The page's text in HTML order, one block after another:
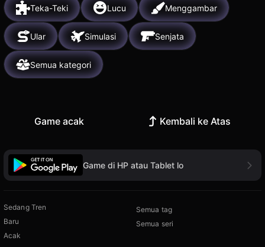
Teka-Teki Lucu Menggambar
Ular Simulasi Senjata
Semua kategori
Game acak Kembali ke Atas
Game di HP atau Tablet lo
Sedang Tren
Baru
Acak
Semua tag
Semua seri